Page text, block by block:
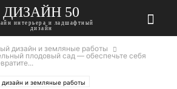
ДИЗАЙН 50
интерьера и ладшафтный
дизайн
дизайн и земляные работы
плодовый сад — обеспечьте себя
и земляные работы